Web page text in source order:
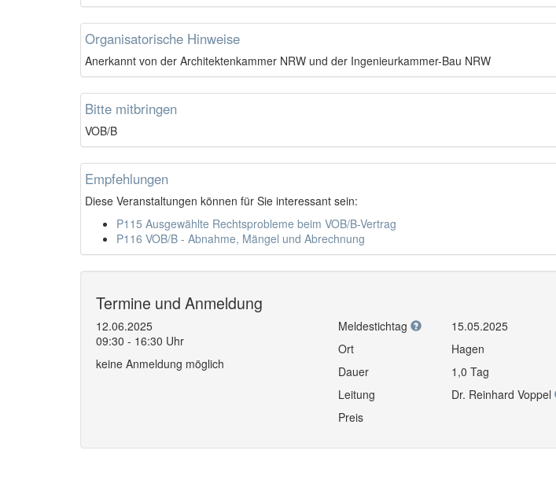
Organisatorische Hinweise
Anerkannt von der Architektenkammer NRW und der Ingenieurkammer-Bau NRW
Bitte mitbringen
VOB/B
Empfehlungen
Diese Veranstaltungen können für Sie interessant sein:
P115 Ausgewählte Rechtsprobleme beim VOB/B-Vertrag
P116 VOB/B - Abnahme, Mängel und Abrechnung
Termine und Anmeldung
12.06.2025
09:30 - 16:30 Uhr
keine Anmeldung möglich
Meldestichtag
15.05.2025
Ort
Hagen
Dauer
1,0 Tag
Leitung
Dr. Reinhard Voppel
Preis